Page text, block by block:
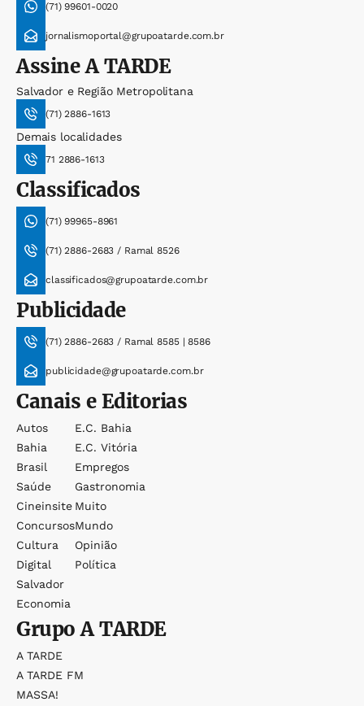
(71) 99601-0020
jornalismoportal@grupoatarde.com.br
AssineA TARDE
Salvador e Região Metropolitana
(71) 2886-1613
Demais localidades
71 2886-1613
Classificados
(71) 99965-8961
(71) 2886-2683 / Ramal 8526
classificados@grupoatarde.com.br
Publicidade
(71) 2886-2683 / Ramal 8585 | 8586
publicidade@grupoatarde.com.br
Canais e Editorias
Autos
Bahia
Brasil
Saúde
Cineinsite
Concursos
Cultura
Digital
Salvador
Economia
E.c. Bahia
E.c. Vitória
Empregos
Gastronomia
Muito
Mundo
Opinião
Política
GrupoA TARDE
A TARDE
A TARDE FM
MASSA!